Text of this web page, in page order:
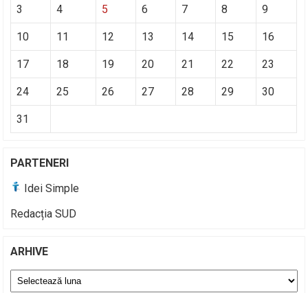
3 4 5 6 7 8 9
10 11 12 13 14 15 16
17 18 19 20 21 22 23
24 25 26 27 28 29 30
31
PARTENERI
Idei Simple
Redacția SUD
ARHIVE
Arhive